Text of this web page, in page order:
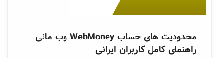
محدودیت های حساب WebMoney وب مانی
راهنمای کامل کاربران ایرانی